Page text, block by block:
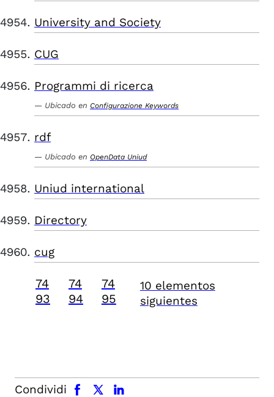
University and Society
CUG
Programmi di ricerca
Ubicado en Configurazione Keywords
rdf
Ubicado en OpenData Uniud
Uniud international
Directory
cug
74
93
74
94
74
95
10 elementos
siguientes
Condividi
facebook x.com linkedin